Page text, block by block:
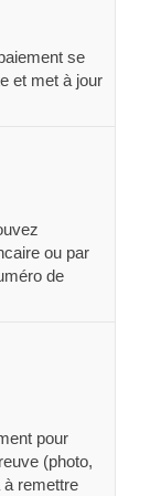
se
et met à jour
ou par
de
pour
(photo,
à remettre